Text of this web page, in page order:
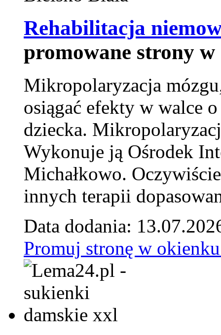
Rehabilitacja
promowane strony
Mikropolaryzacja
osiągać efekty w walce
dziecka.
Wykonuje ją Ośrodek
Michałkowo.
innych terapii
Data dodania:
Promuj stronę w